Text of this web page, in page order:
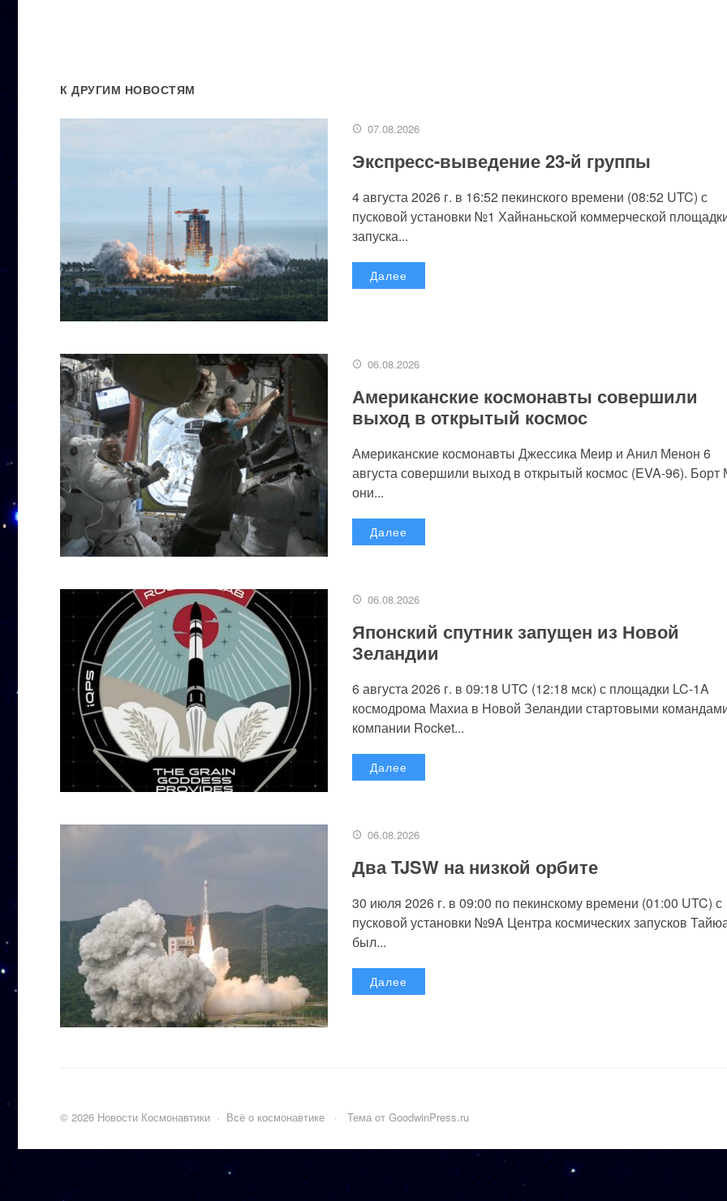
К ДРУГИМ НОВОСТЯМ
07.08.2026
Экспресс-выведение 23-й группы
4 августа 2026 г. в 16:52 пекинского времени (08:52 UTC) с
пусковой установки №1 Хайнаньской коммерческой
запуска...
Далее
06.08.2026
Американские космонавты совершили
выход в открытый космос
Американские космонавты Джессика Меир и Анил Менон 6
августа совершили выход в открытый космос (EVA-96).
они...
Далее
06.08.2026
Японский спутник запущен из Новой
Зеландии
6 августа 2026 г. в 09:18 UTC (12:18 мск) с площадки LC-1A
космодрома Махиа в Новой Зеландии стартовыми
компании Rocket...
Далее
06.08.2026
Два TJSW на низкой орбите
30 июля 2026 г. в 09:00 по пекинскому времени (01:00 UTC) с
пусковой установки №9A Центра космических запусков
был...
Далее
© 2026 Новости Космонавтики · Всё о космонавтике · Тема от GoodwinPress.ru